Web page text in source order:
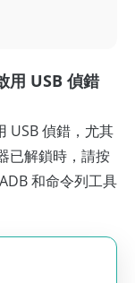
用 USB 偵錯
USB 偵錯，尤其
已解鎖時，請按
和命令列工具